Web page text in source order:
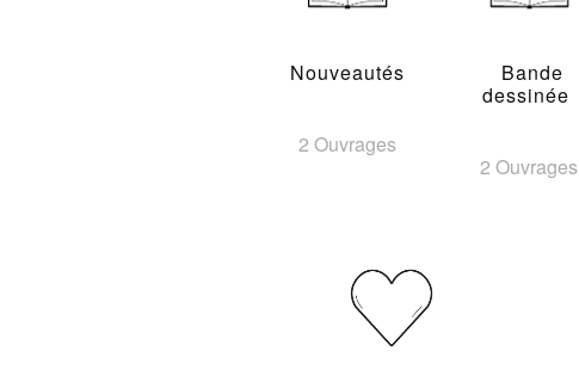
Nouveautés
2 Ouvrages
Bande
dessinée
2 Ouvrages